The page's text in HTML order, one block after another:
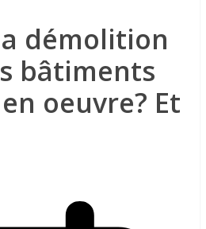
démolition
bâtiments
oeuvre? Et